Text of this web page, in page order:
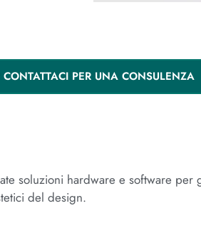
PER UNA CONSULENZA
soluzioni hardware e software
del design.